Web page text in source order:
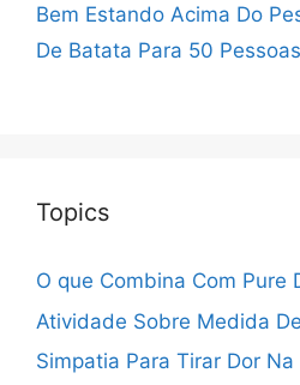
Bem Estando Acima Do
De Batata Para 50 Pessoas
Topics
O que Combina Com Pure
Atividade Sobre Medida
Simpatia Para Tirar Dor Na